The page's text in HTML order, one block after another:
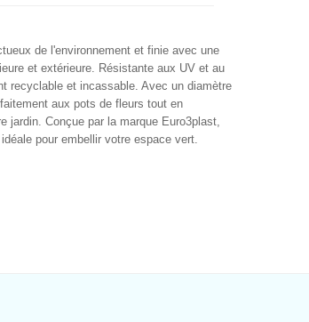
de l'environnement et finie avec une
et extérieure. Résistante aux UV et au
recyclable et incassable. Avec un diamètre
aux pots de fleurs tout en
jardin. Conçue par la marque Euro3plast,
pour embellir votre espace vert.